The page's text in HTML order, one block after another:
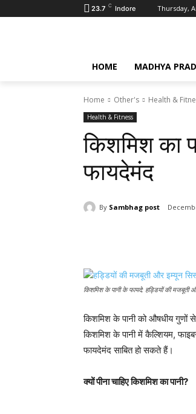
23.7 C Indore Thursday,
HOME MADHYA
Home Other's Health &
Health & Fitness
किशमिश का
फायदेमंद
By Sambhag post
किशमिश के पानी के फायदे: हड्डियों की मजबूती
किशमिश के पानी को औषधीय गुणों
किशमिश के पानी में कैल्शियम,
फायदेमंद साबित हो सकते हैं।
क्यों पीना चाहिए किशमिश का पानी?